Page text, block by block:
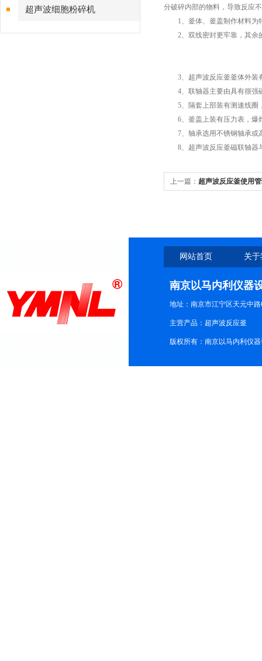
超声波细胞粉碎机
分破碎内部的物料，导致反应
1、釜体、釜盖制作材料为特
2、双线密封更牢靠，其余的
3、超声波反应釜釜体外装有
4、联轴器主要由具有很强磁
5、隔套上部装有测速线圈，
6、釜盖上装有压力表，爆炸
7、轴承选用不锈钢轴承或
8、超声波反应釜磁联轴器与
上一篇： 超声波反应釜使用
网站首页 关
南京以马内利仪器
地址：南京市江宁区天元中路
主营产品：超声波反应釜
版权所有：南京以马内利仪